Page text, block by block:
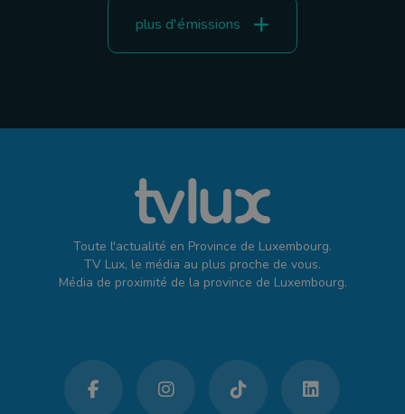
plus d'émissions
Toute l'actualité en Province de Luxembourg.
TV Lux, le média au plus proche de vous.
Média de proximité de la province de Luxembourg.